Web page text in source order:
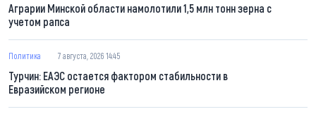
Аграрии Минской области намолотили 1,5 млн тонн зерна с
учетом рапса
Политика 7 августа, 2026 14:45
Турчин: ЕАЭС остается фактором стабильности в
Евразийском регионе